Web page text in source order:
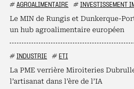
# AGROALIMENTAIRE # INVESTISSEMENT
Le MIN de Rungis et Dunkerque-
un hub agroalimentaire européen
# INDUSTRIE # ETI
La PME verrière Miroiteries
l’artisanat dans l’ère de l’IA